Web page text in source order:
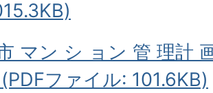
マン シ ョン 管 理計
ファイル: 101.6KB)